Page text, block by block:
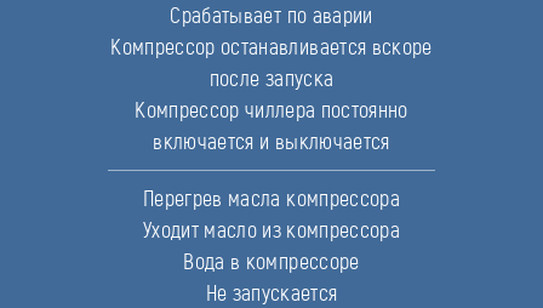
Срабатывает по аварии
Компрессор останавливается вскоре
после запуска
Компрессор чиллера постоянно
включается и выключается
Перегрев масла компрессора
Уходит масло из компрессора
Вода в компрессоре
Не запускается